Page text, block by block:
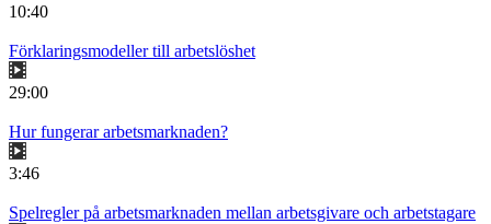
10:40
Förklaringsmodeller till arbetslöshet
29:00
Hur fungerar arbetsmarknaden?
3:46
Spelregler på arbetsmarknaden mellan arbetsgivare och arbetstagare